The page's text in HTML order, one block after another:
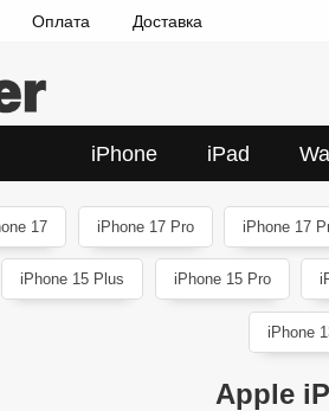
Оплата Доставка
iPhone iPad
17 iPhone 17 Pro iPhone 17
iPhone 15 Plus iPhone 15 Pro
iPhone
Apple